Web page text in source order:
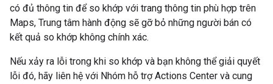
có đủ thông tin để so khớp với trang thông tin phù hợp trên
Maps, Trung tâm hành động sẽ gỡ bỏ những người bán có
kết quả so khớp không chính xác.
Nếu xảy ra lỗi trong khi so khớp và bạn không thể giải quyết
lỗi đó, hãy liên hệ với Nhóm hỗ trợ Actions Center và cung